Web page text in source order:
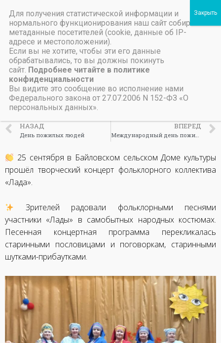
Пичаевский дом культуры
Вечер-встреча с
фольклорным
коллективом «Лада»
26 сентября, 2024
НАЗАД
День пожилых людей
ВПЕРЕД
Международный день пожилых людей
25 сентября в Байловском сельском Доме культуры
прошёл творческий концерт фольклорного коллектива
«Лада».
Зрителей радовали фольклорными песнями
участники «Лады» в самобытных народных костюмах.
Песенная концертная программа перекликалась
старинными пословицами и поговоркам, старинными
шутками-прибаутками.
Для получения статистической информации и
нормального функционирования наш сайт собирает
метаданные посетителей (cookie, данные об IP-
адресе и местоположении).
Если вы не хотите, чтобы эти его данные
обрабатывались, то вы должны покинуть
сайт. Подробнее читайте в политике
конфиденциальности
Вы видите это сообщение во исполнение нами
Федерального закона от 27.07.2006 N 152-ФЗ «О
персональных данных».